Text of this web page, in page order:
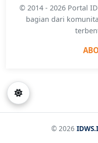
© 2014 - 2026 Portal
bagian dari
© 2026